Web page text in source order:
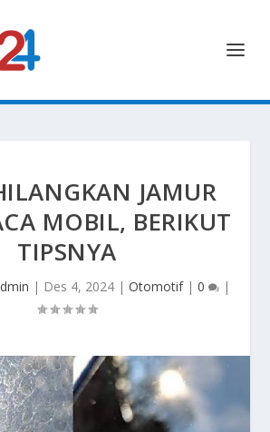
JAMUR
MOBIL, BERIKUT
TIPSNYA
| Des 4, 2024 | Otomotif| 0 |